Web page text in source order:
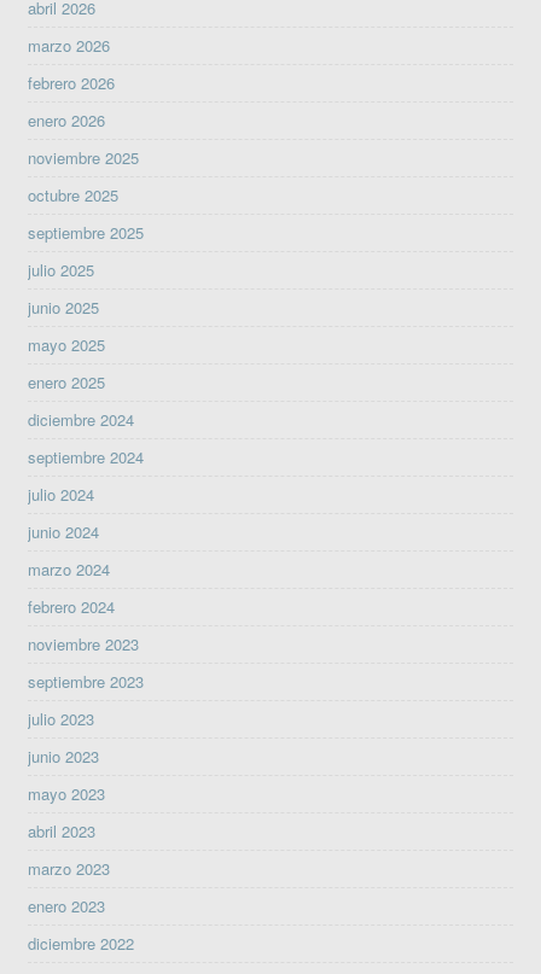
abril 2026
marzo 2026
febrero 2026
enero 2026
noviembre 2025
octubre 2025
septiembre 2025
julio 2025
junio 2025
mayo 2025
enero 2025
diciembre 2024
septiembre 2024
julio 2024
junio 2024
marzo 2024
febrero 2024
noviembre 2023
septiembre 2023
julio 2023
junio 2023
mayo 2023
abril 2023
marzo 2023
enero 2023
diciembre 2022